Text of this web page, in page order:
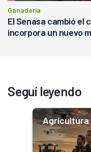
Ganadería
El Senasa cambió el
incorpora un nuevo
Seguí leyendo
Agricultura